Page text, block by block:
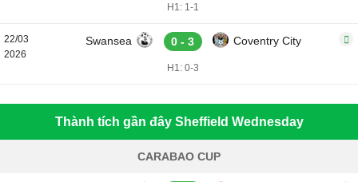
H1: 1-1
22/03
2026
Swansea 0 - 3 Coventry City
H1: 0-3
Thành tích gần đây Sheffield Wednesday
CARABAO CUP